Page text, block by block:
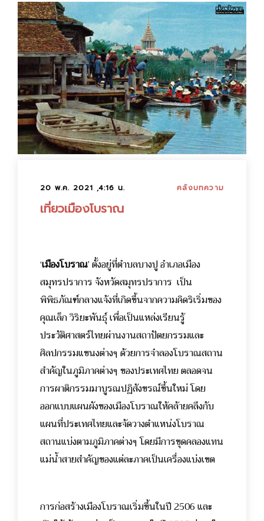
20 พ.ค. 2021 ,4:16 น. คลังบทความ
เที่ยวเมืองโบราณ
‘เมืองโบราณ’ ตั้งอยู่ที่ตำบลบางปู อำเภอเมือง
สมุทรปราการ จังหวัดสมุทรปราการ เป็น
พิพิธภัณฑ์กลางแจ้งที่เกิดขึ้นจากความคิดริเริ่มของ
คุณเล็ก วิริยะพันธุ์ เพื่อเป็นแหล่งเรียนรู้
ประวัติศาสตร์ไทยผ่านงานสถาปัตยกรรมและ
ศิลปกรรมแขนงต่างๆ ด้วยการจำลองโบราณสถาน
สำคัญในภูมิภาคต่างๆ ของประเทศไทย ตลอดจน
การผาติกรรมมาบูรณปฏิสังขรณ์ขึ้นใหม่ โดย
ออกแบบแผนผังของเมืองโบราณให้คล้ายคลึงกับ
แผนที่ประเทศไทยและจัดวางตำแหน่งโบราณ
สถานแบ่งตามภูมิภาคต่างๆ โดยมีการขุดคลองแทน
แม่น้ำสายสำคัญของแต่ละภาคเป็นเครื่องแบ่งเขต
การก่อสร้างเมืองโบราณเริ่มขึ้นในปี 2506 และ